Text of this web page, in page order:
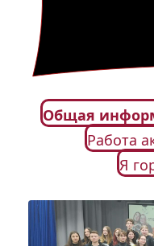
Общая
Работа
Я